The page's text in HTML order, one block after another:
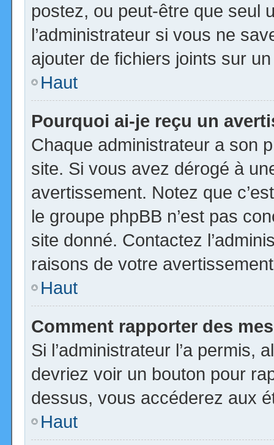
postez, ou peut-être que seul
l’administrateur si vous ne
ajouter de fichiers joints sur
Haut
Pourquoi ai-je reçu un
Chaque administrateur a son
site. Si vous avez dérogé à
avertissement. Notez que
le groupe phpBB n’est pas
site donné. Contactez
raisons de votre
Haut
Comment rapporter des
Si l’administrateur l’a permis,
devriez voir un bouton pour
dessus, vous accéderez aux
Haut